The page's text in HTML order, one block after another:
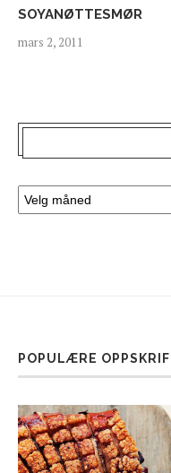
SOYANØTTESMØR
mars 2, 2011
POPULÆRE